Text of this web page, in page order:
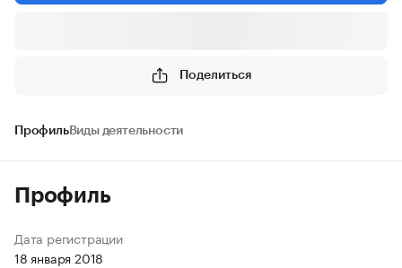
Поделиться
ПрофильВиды деятельности
Профиль
Дата регистрации
18 января 2018